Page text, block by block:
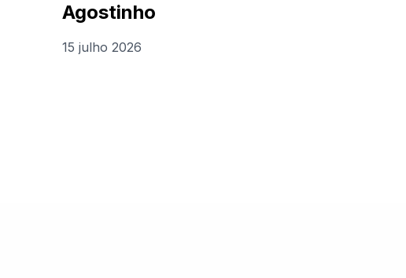
Agostinho
15 julho 2026